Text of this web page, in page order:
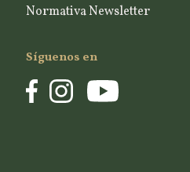
Normativa Newsletter
Síguenos en